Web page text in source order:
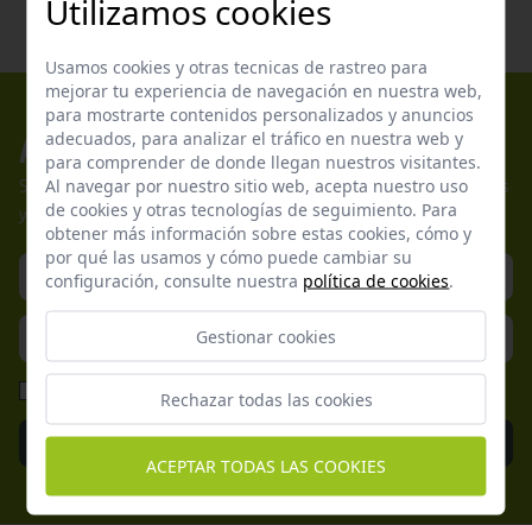
Apúntate a nuestros boletines
Suscríbete a nuestra newsletter y no te pierdas nuestras ofertas
y promociones exclusivas.
He leído y acepto la Política de Privacidad
Enviar
Utilizamos cookies
Usamos cookies y otras tecnicas de rastreo para
mejorar tu experiencia de navegación en nuestra web,
para mostrarte contenidos personalizados y anuncios
adecuados, para analizar el tráfico en nuestra web y
para comprender de donde llegan nuestros visitantes.
Al navegar por nuestro sitio web, acepta nuestro uso
de cookies y otras tecnologías de seguimiento. Para
obtener más información sobre estas cookies, cómo y
por qué las usamos y cómo puede cambiar su
configuración, consulte nuestra política de cookies.
Gestionar cookies
Rechazar todas las cookies
ACEPTAR TODAS LAS COOKIES